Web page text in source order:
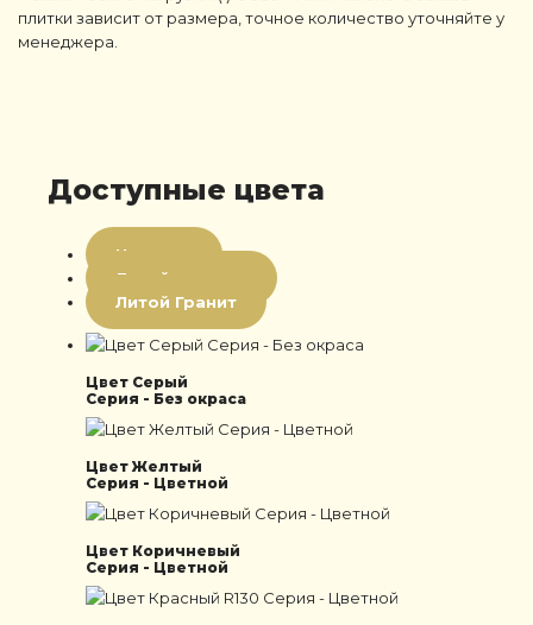
плитки зависит от размера, точное количество уточняйте у
менеджера.
Доступные цвета
Цветная
Литой мрамор
Литой Гранит
Цвет Серый
Серия - Без окраса
Цвет Желтый
Серия - Цветной
Цвет Коричневый
Серия - Цветной